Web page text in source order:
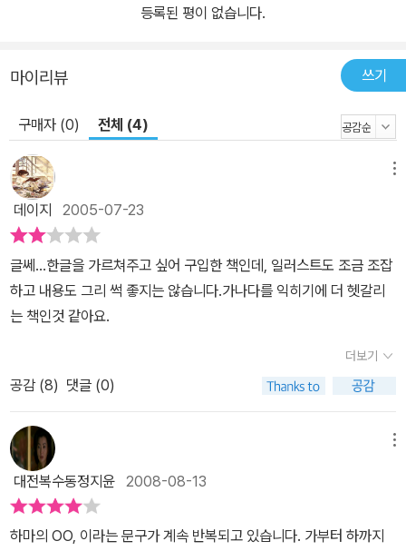
등록된 평이 없습니다.
마이리뷰 쓰기
구매자 (0) 전체 (4)
데이지 2005-07-23
글쎄...한글을 가르쳐주고 싶어 구입한 책인데, 일러스트도 조금 조잡
하고 내용도 그리 썩 좋지는 않습니다.가나다를 익히기에 더 헷갈리
는 책인것 같아요.
더보기
공감 (8) 댓글 (0)
대전복수동정지윤 2008-08-13
하마의 OO, 이라는 문구가 계속 반복되고 있습니다. 가부터 하까지